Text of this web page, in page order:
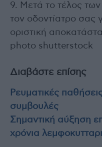
9. Μετά το τέλος
τον οδοντίατρο σας
οριστική
photo shutterstock
Διαβάστε επίσης
Ρευματικές
συμβουλές
Σημαντική αύξηση
χρόνια